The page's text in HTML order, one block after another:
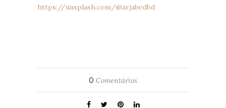
https://unsplash.com/@arjabedbd
0 Comentários